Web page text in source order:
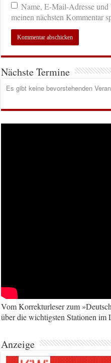
Name, E-Mail-Adresse
meinen nächsten Kommentar
Nächste Termine
Es gibt keine bevorstehenden
Vom Korrekturleser zum
über die wichtigsten Stationen im
Anzeige